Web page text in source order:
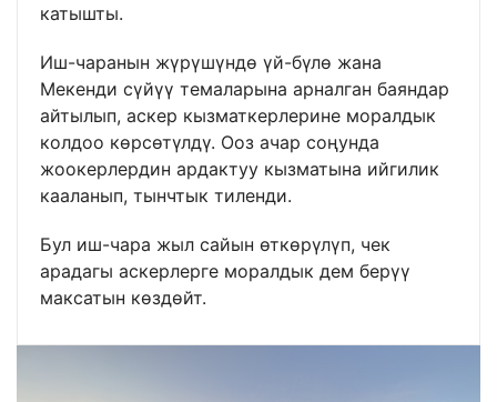
катышты.
Иш-чаранын жүрүшүндө үй-бүлө жана
Мекенди сүйүү темаларына арналган баяндар
айтылып, аскер кызматкерлерине моралдык
колдоо көрсөтүлдү. Ооз ачар соңунда
жоокерлердин ардактуу кызматына ийгилик
кааланып, тынчтык тиленди.
Бул иш-чара жыл сайын өткөрүлүп, чек
арадагы аскерлерге моралдык дем берүү
максатын көздөйт.